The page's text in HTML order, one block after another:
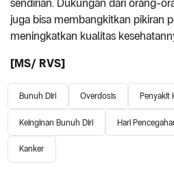
sendirian. Dukungan dari orang-
juga bisa membangkitkan pikiran
meningkatkan kualitas
[MS/ RVS]
Bunuh Diri Overdosis Penyakit
Keinginan Bunuh Diri Hari
Kanker